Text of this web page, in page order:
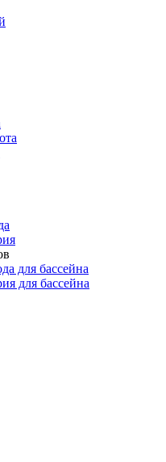
для бассейна
для бассейна